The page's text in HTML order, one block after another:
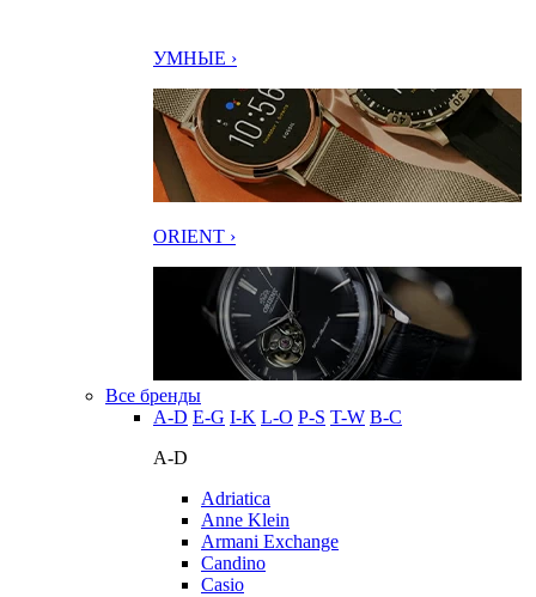
УМНЫЕ ›
ORIENT ›
Все бренды
A-D E-G I-K L-O P-S T-W В-С
A-D
Adriatica
Anne Klein
Armani Exchange
Candino
Casio